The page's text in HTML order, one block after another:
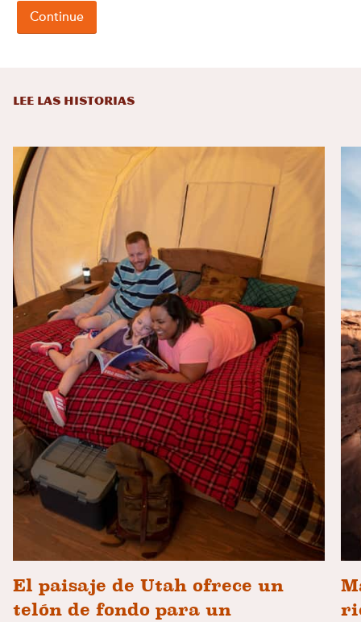
LEE LAS HISTORIAS
El paisaje de Utah ofrece un
telón de fondo para un